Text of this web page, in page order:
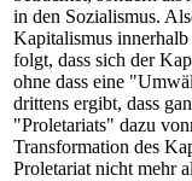
in den Sozialismus.
Kapitalismus innerhalb
folgt, dass sich der
ohne dass eine
drittens ergibt, dass
"Proletariats" dazu
Transformation des
Proletariat nicht mehr